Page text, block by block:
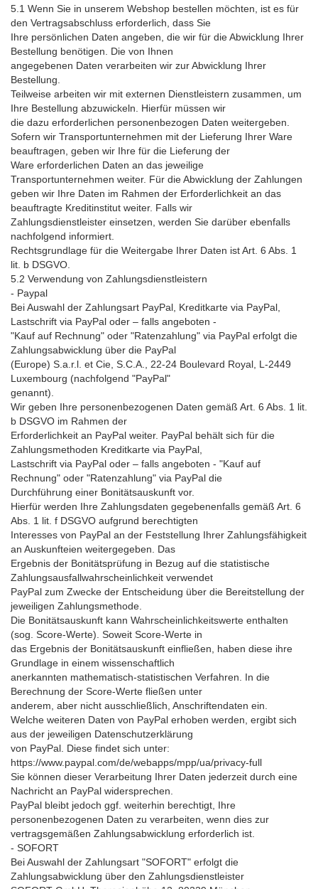
5.1 Wenn Sie in unserem Webshop bestellen möchten, ist es für
den Vertragsabschluss erforderlich, dass Sie
Ihre persönlichen Daten angeben, die wir für die Abwicklung Ihrer
Bestellung benötigen. Die von Ihnen
angegebenen Daten verarbeiten wir zur Abwicklung Ihrer
Bestellung.
Teilweise arbeiten wir mit externen Dienstleistern zusammen, um
Ihre Bestellung abzuwickeln. Hierfür müssen wir
die dazu erforderlichen personenbezogen Daten weitergeben.
Sofern wir Transportunternehmen mit der Lieferung Ihrer Ware
beauftragen, geben wir Ihre für die Lieferung der
Ware erforderlichen Daten an das jeweilige
Transportunternehmen weiter. Für die Abwicklung der Zahlungen
geben wir Ihre Daten im Rahmen der Erforderlichkeit an das
beauftragte Kreditinstitut weiter. Falls wir
Zahlungsdienstleister einsetzen, werden Sie darüber ebenfalls
nachfolgend informiert.
Rechtsgrundlage für die Weitergabe Ihrer Daten ist Art. 6 Abs. 1
lit. b DSGVO.
5.2 Verwendung von Zahlungsdienstleistern
- Paypal
Bei Auswahl der Zahlungsart PayPal, Kreditkarte via PayPal,
Lastschrift via PayPal oder – falls angeboten -
"Kauf auf Rechnung" oder "Ratenzahlung" via PayPal erfolgt die
Zahlungsabwicklung über die PayPal
(Europe) S.a.r.l. et Cie, S.C.A., 22-24 Boulevard Royal, L-2449
Luxembourg (nachfolgend "PayPal"
genannt).
Wir geben Ihre personenbezogenen Daten gemäß Art. 6 Abs. 1 lit.
b DSGVO im Rahmen der
Erforderlichkeit an PayPal weiter. PayPal behält sich für die
Zahlungsmethoden Kreditkarte via PayPal,
Lastschrift via PayPal oder – falls angeboten - "Kauf auf
Rechnung" oder "Ratenzahlung" via PayPal die
Durchführung einer Bonitätsauskunft vor.
Hierfür werden Ihre Zahlungsdaten gegebenenfalls gemäß Art. 6
Abs. 1 lit. f DSGVO aufgrund berechtigten
Interesses von PayPal an der Feststellung Ihrer Zahlungsfähigkeit
an Auskunfteien weitergegeben. Das
Ergebnis der Bonitätsprüfung in Bezug auf die statistische
Zahlungsausfallwahrscheinlichkeit verwendet
PayPal zum Zwecke der Entscheidung über die Bereitstellung der
jeweiligen Zahlungsmethode.
Die Bonitätsauskunft kann Wahrscheinlichkeitswerte enthalten
(sog. Score-Werte). Soweit Score-Werte in
das Ergebnis der Bonitätsauskunft einfließen, haben diese ihre
Grundlage in einem wissenschaftlich
anerkannten mathematisch-statistischen Verfahren. In die
Berechnung der Score-Werte fließen unter
anderem, aber nicht ausschließlich, Anschriftendaten ein.
Welche weiteren Daten von PayPal erhoben werden, ergibt sich
aus der jeweiligen Datenschutzerklärung
von PayPal. Diese findet sich unter:
https://www.paypal.com/de/webapps/mpp/ua/privacy-full
Sie können dieser Verarbeitung Ihrer Daten jederzeit durch eine
Nachricht an PayPal widersprechen.
PayPal bleibt jedoch ggf. weiterhin berechtigt, Ihre
personenbezogenen Daten zu verarbeiten, wenn dies zur
vertragsgemäßen Zahlungsabwicklung erforderlich ist.
- SOFORT
Bei Auswahl der Zahlungsart "SOFORT" erfolgt die
Zahlungsabwicklung über den Zahlungsdienstleister